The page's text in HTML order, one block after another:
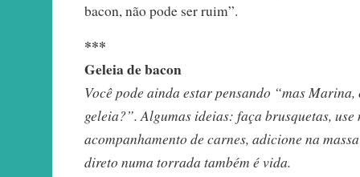
bacon, não pode ser ruim”.
***
Geleia de bacon
Você pode ainda estar pensando “mas Marina,
geleia?”. Algumas ideias: faça brusquetas,
acompanhamento de carnes, adicione na
direto numa torrada também é vida.